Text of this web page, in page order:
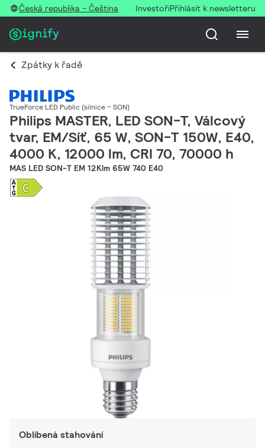
Česká republika - Čeština InvestořiPřihlásit k newsletteru
Zpátky k řadě
TrueForce LED Public (silnice – SON)
Philips MASTER, LED SON-T, Válcový
tvar, EM/Síť, 65 W, SON-T 150W, E40,
4000 K, 12000 lm, CRI 70, 70000 h
MAS LED SON-T EM 12Klm 65W 740 E40
Oblíbená stahování